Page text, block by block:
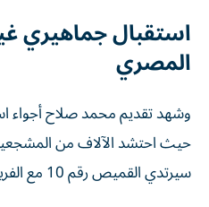
استقبال جماهيري
المصري
وشهد تقديم محمد صلاح أجواء
حيث احتشد الآلاف من
سيرتدي القميص رقم 10 مع الفريق التركي.